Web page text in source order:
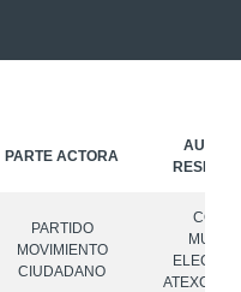
PARTE ACTORA
PARTIDO
MOVIMIENTO
CIUDADANO
ATEXCAL,